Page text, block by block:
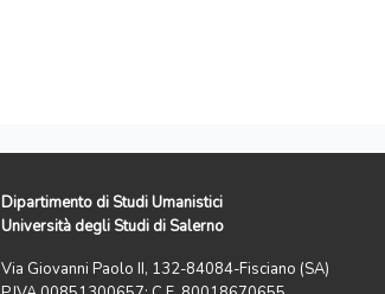
Dipartimento di Studi Umanistici
Università degli Studi di Salerno
Via Giovanni Paolo II, 132-84084-Fisciano (SA)